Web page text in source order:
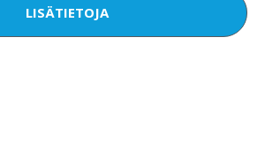
LISÄTIETOJA